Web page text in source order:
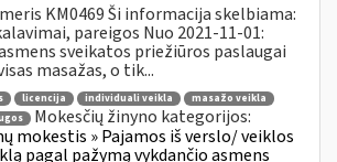
KM0469 Ši informacija skelbiama:
pareigos Nuo 2021-11-01:
sveikatos priežiūros paslaugai
masažas, o tik...
licencija individuali veikla
masažo veikla
Mokesčių žinyno kategorijos:
mokestis » Pajamos iš verslo/ veiklos
pagal pažymą vykdančio asmens